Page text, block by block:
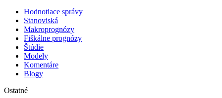
Hodnotiace správy
Stanoviská
Makroprognózy
Fiškálne prognózy
Štúdie
Modely
Komentáre
Blogy
Ostatné